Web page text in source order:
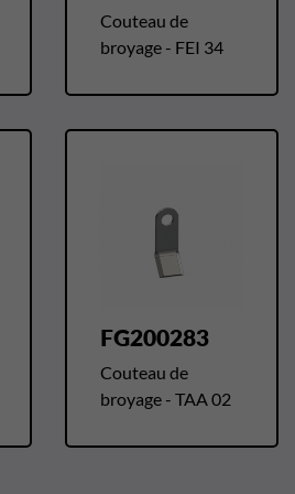
Couteau de
broyage - FEI 34
FG200283
Couteau de
broyage - TAA 02